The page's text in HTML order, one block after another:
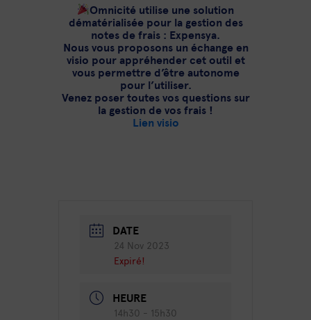
Omnicité utilise une solution
dématérialisée pour la gestion des
notes de frais : Expensya.
Nous vous proposons un échange en
visio pour appréhender cet outil et
vous permettre d’être autonome
pour l’utiliser.
Venez poser toutes vos questions sur
la gestion de vos frais !
Lien visio
DATE
24 Nov 2023
Expiré!
HEURE
14h30 - 15h30